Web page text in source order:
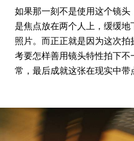
如果那一刻不是使用这个镜
是焦点放在两个人上，缓缓
照片。而正正就是因为这次
考要怎样善用镜头特性拍下
常，最后成就这张在现实中带